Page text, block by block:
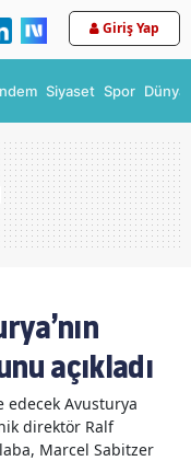
Giriş Yap
Siyaset Spor Dünya
açıkladı
edecek Avusturya
direktör Ralf
Marcel Sabitzer